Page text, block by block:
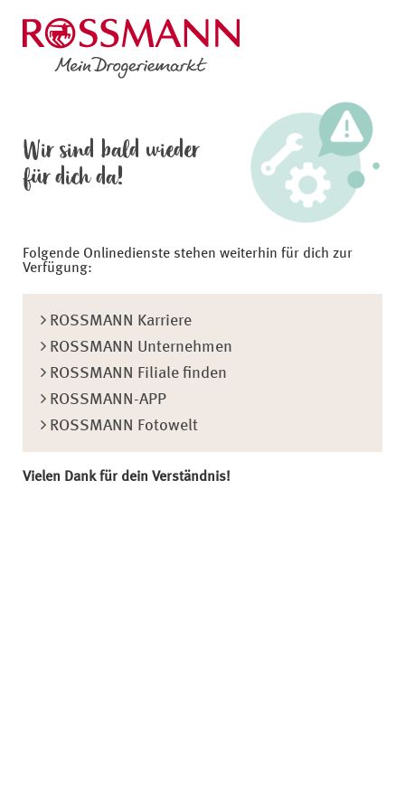
Wir sind bald wieder
für dich da!
Folgende Onlinedienste stehen weiterhin für dich zur
Verfügung:
ROSSMANN Karriere
ROSSMANN Unternehmen
ROSSMANN Filiale finden
ROSSMANN-APP
ROSSMANN Fotowelt
Vielen Dank für dein Verständnis!